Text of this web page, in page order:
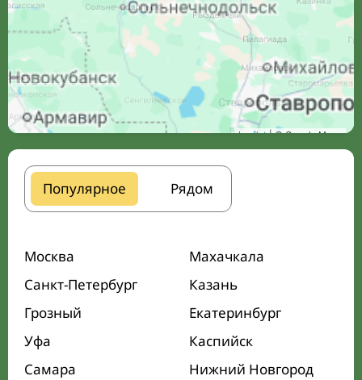
Leaflet| © Google Maps
Популярное Рядом
Москва
Махачкала
Санкт-Петербург
Казань
Грозный
Екатеринбург
Уфа
Каспийск
Самара
Нижний Новгород